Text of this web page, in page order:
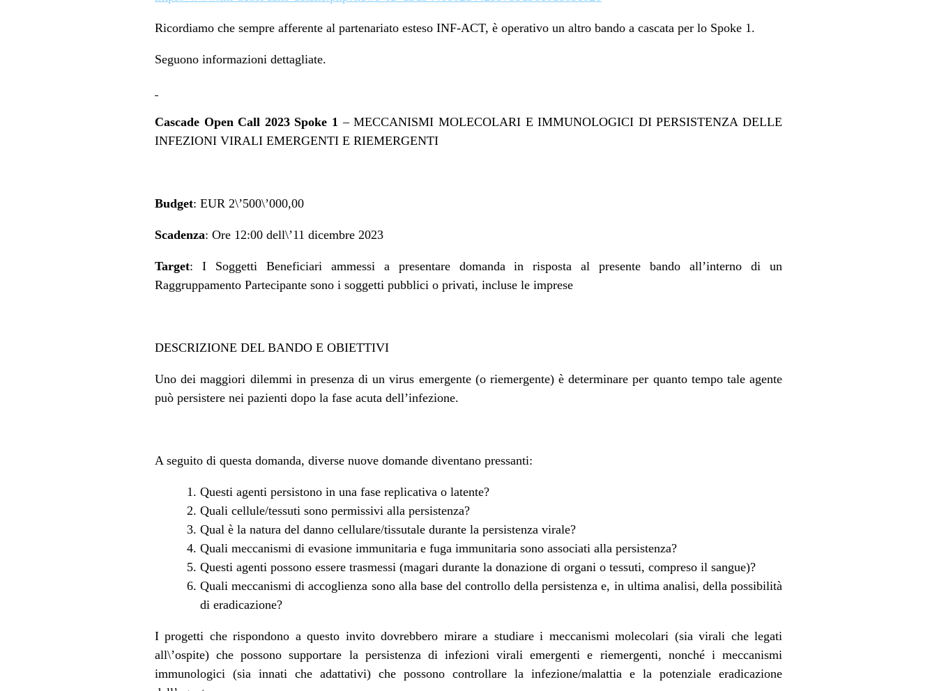
Ricordiamo che sempre afferente al partenariato esteso INF-ACT, è operativo un altro bando a cascata per lo Spoke 1.
Seguono informazioni dettagliate.
Cascade Open Call 2023 Spoke 1 – MECCANISMI MOLECOLARI E IMMUNOLOGICI DI PERSISTENZA DELLE
INFEZIONI VIRALI EMERGENTI E RIEMERGENTI
Budget: EUR 2\’500\’000,00
Scadenza: Ore 12:00 dell\’11 dicembre 2023
Target: I Soggetti Beneficiari ammessi a presentare domanda in risposta al presente bando all’interno di un
Raggruppamento Partecipante sono i soggetti pubblici o privati, incluse le imprese
DESCRIZIONE DEL BANDO E OBIETTIVI
Uno dei maggiori dilemmi in presenza di un virus emergente (o riemergente) è determinare per quanto tempo tale agente
può persistere nei pazienti dopo la fase acuta dell’infezione.
A seguito di questa domanda, diverse nuove domande diventano pressanti:
Questi agenti persistono in una fase replicativa o latente?
Quali cellule/tessuti sono permissivi alla persistenza?
Qual è la natura del danno cellulare/tissutale durante la persistenza virale?
Quali meccanismi di evasione immunitaria e fuga immunitaria sono associati alla persistenza?
Questi agenti possono essere trasmessi (magari durante la donazione di organi o tessuti, compreso il sangue)?
Quali meccanismi di accoglienza sono alla base del controllo della persistenza e, in ultima analisi, della possibilità
di eradicazione?
I progetti che rispondono a questo invito dovrebbero mirare a studiare i meccanismi molecolari (sia virali che legati
all\’ospite) che possono supportare la persistenza di infezioni virali emergenti e riemergenti, nonché i meccanismi
immunologici (sia innati che adattativi) che possono controllare la infezione/malattia e la potenziale eradicazione